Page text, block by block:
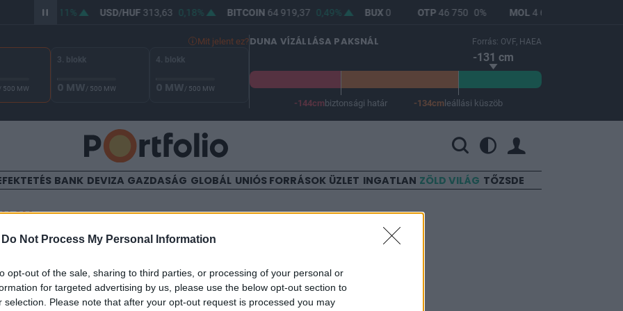
Do Not Process My Personal Information
opt-out of the sale, sharing to third parties, or processing of your personal or
for targeted advertising by us, please use the below opt-out section to
selection. Please note that after your opt-out request is processed you may
0,11% USD/HUF313,63 0,18% BITCOIN64 919,37 0,49% BUX0 OTP46 750 0% MOL4 608
Mit jelent ez?
/ 500 MW
3. blokk
0 MW/ 500 MW
4. blokk
0 MW/ 500 MW
DUNA VÍZÁLLÁSA PAKSNÁL Forrás: OVF, HAEA
-131 cm
-144cmbiztonsági határ -134cmleállási küszöb
BANK DEVIZA GAZDASÁG GLOBÁL UNIÓS FORRÁSOK ÜZLET INGATLAN ZÖLD VILÁG TŐZSDE
az új Nutex részvények a tőzsdére